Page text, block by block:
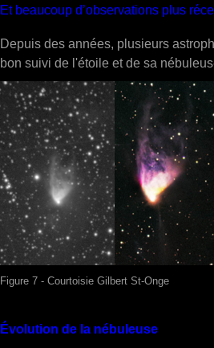
Et beaucoup d’observations plus
Depuis des années, plusieurs
bon suivi de l'étoile et de sa
Figure 7 - Courtoisie Gilbert St-Onge
Évolution de la nébuleuse